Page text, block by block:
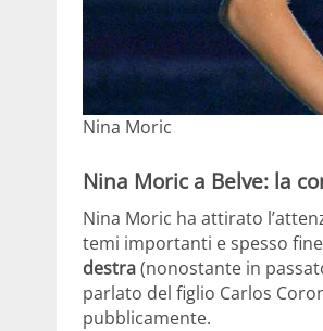
Nina Moric
Nina Moric a Belve: la
Nina Moric ha attirato
temi importanti e spesso
destra(nonostante in
parlato del figlio Carlos
pubblicamente.